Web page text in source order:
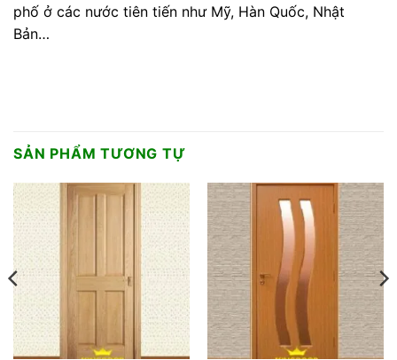
phố ở các nước tiên tiến như Mỹ, Hàn Quốc, Nhật
Bản…
SẢN PHẨM TƯƠNG TỰ